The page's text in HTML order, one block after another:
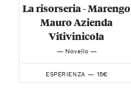
La risorseria - Marengo
Mauro Azienda
Vitivinicola
— Novello —
ESPERIENZA — 15€